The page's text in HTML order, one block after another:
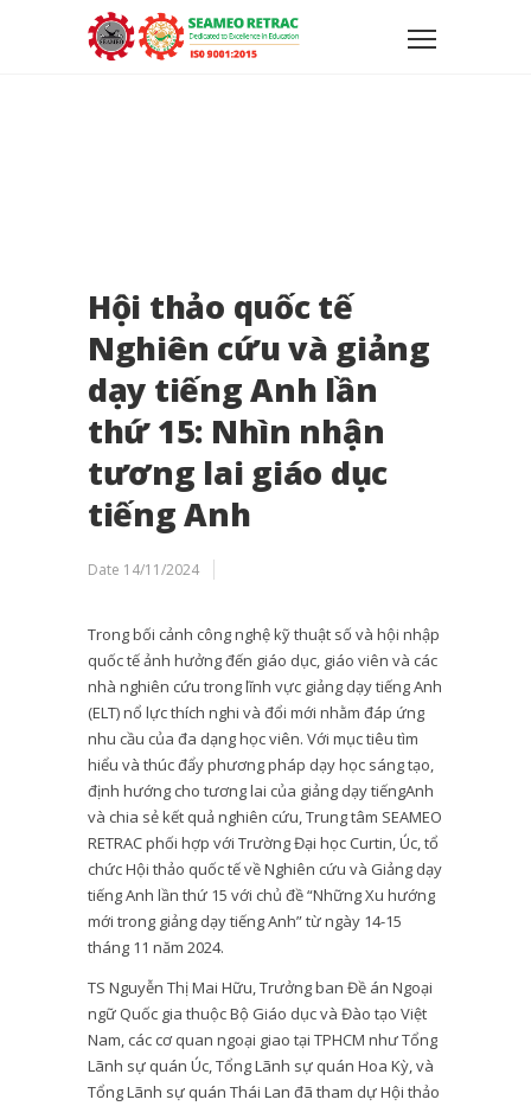
Hội thảo quốc tế
Nghiên cứu và giảng
dạy tiếng Anh lần
thứ 15: Nhìn nhận
tương lai giáo dục
tiếng Anh
Date 14/11/2024
Trong bối cảnh công nghệ kỹ thuật số và hội nhập
quốc tế ảnh hưởng đến giáo dục, giáo viên và các
nhà nghiên cứu trong lĩnh vực giảng dạy tiếng Anh
(ELT) nổ lực thích nghi và đổi mới nhằm đáp ứng
nhu cầu của đa dạng học viên. Với mục tiêu tìm
hiểu và thúc đẩy phương pháp dạy học sáng tạo,
định hướng cho tương lai của giảng dạy tiếngAnh
và chia sẻ kết quả nghiên cứu, Trung tâm SEAMEO
RETRAC phối hợp với Trường Đại học Curtin, Úc, tổ
chức Hội thảo quốc tế về Nghiên cứu và Giảng dạy
tiếng Anh lần thứ 15 với chủ đề “Những Xu hướng
mới trong giảng dạy tiếng Anh” từ ngày 14-15
tháng 11 năm 2024.
TS Nguyễn Thị Mai Hữu, Trưởng ban Đề án Ngoại
ngữ Quốc gia thuộc Bộ Giáo dục và Đào tạo Việt
Nam, các cơ quan ngoại giao tại TPHCM như Tổng
Lãnh sự quán Úc, Tổng Lãnh sự quán Hoa Kỳ, và
Tổng Lãnh sự quán Thái Lan đã tham dự Hội thảo